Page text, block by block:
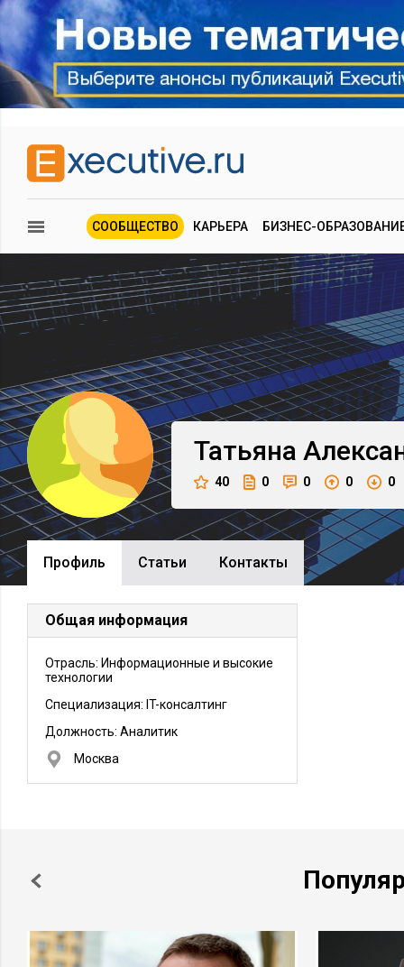
СООБЩЕСТВО КАРЬЕРА БИЗНЕС-
Татьяна
40 0 0 0 0
Профиль Cтатьи Контакты
Общая информация
Отрасль: Информационные и высокие
технологии
Специализация: IT-консалтинг
Должность: Аналитик
Москва